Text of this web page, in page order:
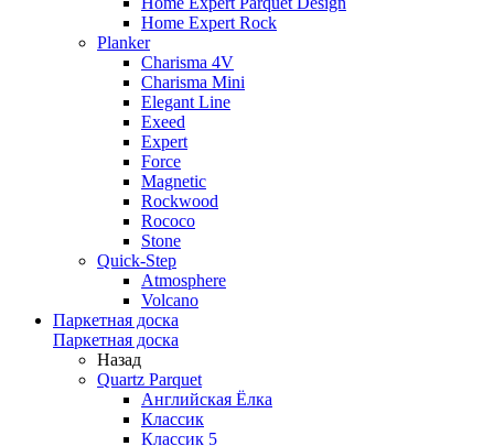
Home Expert Rock
Planker
Charisma 4V
Charisma Mini
Elegant Line
Exeed
Expert
Force
Magnetic
Rockwood
Rococo
Stone
Quick-Step
Atmosphere
Volcano
Паркетная доска
Паркетная доска
Назад
Quartz Parquet
Английская Ёлка
Классик
Классик 5